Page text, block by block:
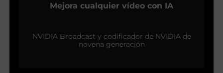
Mejora cualquier vídeo con IA
NVIDIA Broadcast y codificador de NVIDIA de
novena generación